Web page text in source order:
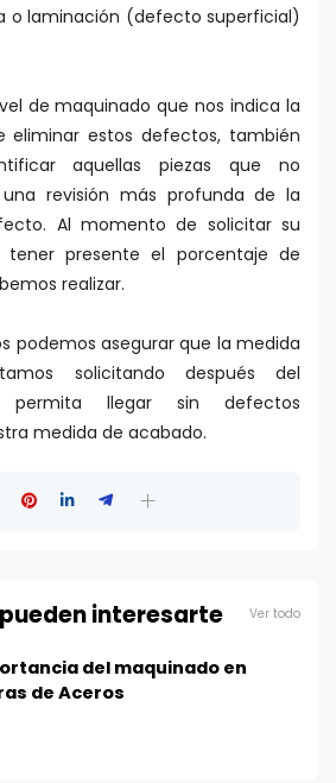
o laminación (defecto superficial)
de maquinado que nos indica la
eliminar estos defectos, también
aquellas piezas que no
revisión más profunda de la
Al momento de solicitar su
presente el porcentaje de
realizar.
podemos asegurar que la medida
solicitando después del
permita llegar sin defectos
medida de acabado.
interesarte Ver todo
del maquinado en
de Aceros